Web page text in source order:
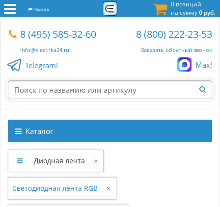
0 позиций
на сумму0 руб.
Москва
8 (495) 585-32-60
info@electrika24.ru
8 (800) 222-23-53
Заказать обратный звонок
Telegram! Max!
Каталог
Диодная лента ×
Светодиодная лента RGB ×